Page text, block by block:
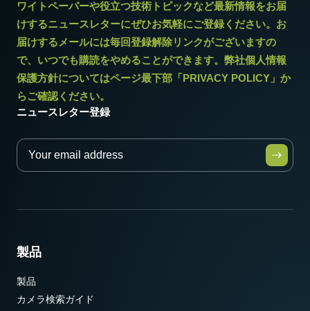
ワイトペーパーや役立つ技術トピックなど最新情報をお届
けするニュースレターにぜひお気軽にご登録ください。お
届けするメールには毎回登録解除リンクがございますの
で、いつでも購読をやめることができます。弊社個人情報
保護方針についてはページ最下部「PRIVACY POLICY」か
らご確認ください。
ニュースレター登録
製品
製品
カメラ検索ガイド